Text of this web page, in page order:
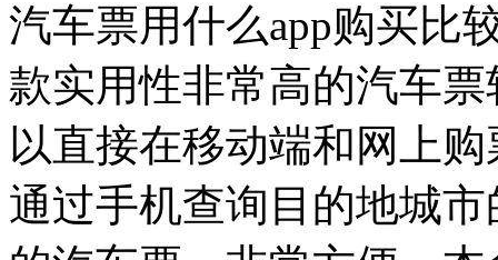
汽车票用什么app购买比
款实用性非常高的汽车
以直接在移动端和网上
通过手机查询目的地城